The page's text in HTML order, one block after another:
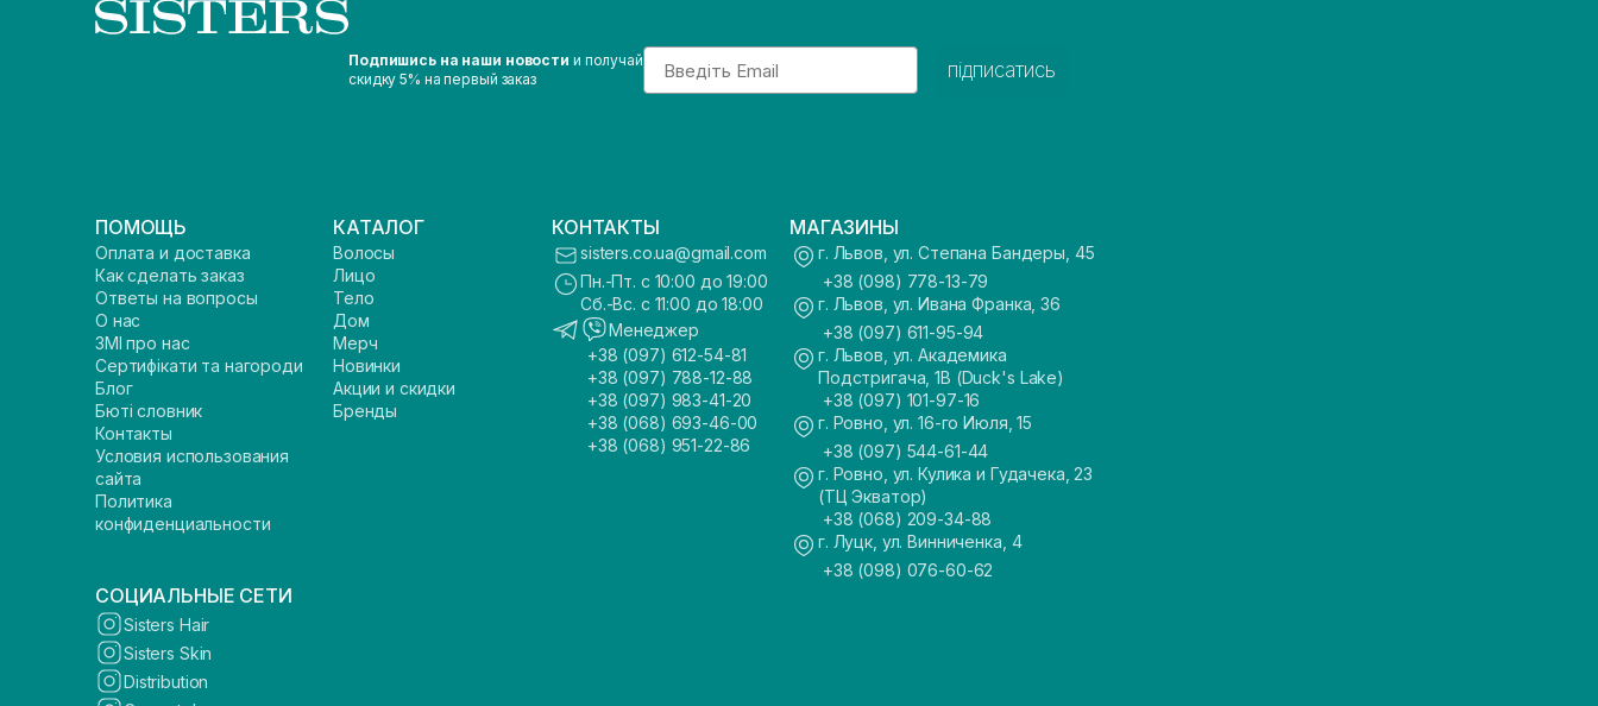
Подпишись на наши новости и получай
скидку 5% на первый заказ
Email
підписатись
ПОМОЩЬ
Оплата и доставка
Как сделать заказ
Ответы на вопросы
О нас
ЗМІ про нас
Сертифікати та нагороди
Блог
Бюті словник
Контакты
Условия использования
сайта
Политика
конфиденциальности
КАТАЛОГ
Волосы
Лицо
Тело
Дом
Мерч
Новинки
Акции и скидки
Бренды
КОНТАКТЫ
sisters.co.ua@gmail.com
Пн.-Пт. с 10:00 до 19:00
Сб.-Вс. с 11:00 до 18:00
Менеджер
+38 (097) 612-54-81
+38 (097) 788-12-88
+38 (097) 983-41-20
+38 (068) 693-46-00
+38 (068) 951-22-86
МАГАЗИНЫ
г. Львов, ул. Степана Бандеры, 45
+38 (098) 778-13-79
г. Львов, ул. Ивана Франка, 36
+38 (097) 611-95-94
г. Львов, ул. Академика
Подстригача, 1В (Duck's Lake)
+38 (097) 101-97-16
г. Ровно, ул. 16-го Июля, 15
+38 (097) 544-61-44
г. Ровно, ул. Кулика и Гудачека, 23
(ТЦ Экватор)
+38 (068) 209-34-88
г. Луцк, ул. Винниченка, 4
+38 (098) 076-60-62
СОЦИАЛЬНЫЕ СЕТИ
Sisters Hair
Sisters Skin
Distribution